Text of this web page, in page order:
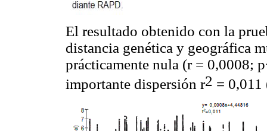
El resultado obtenido con la
distancia genética y geográfica
prácticamente nula (r = 0,0008;
importante dispersión r2 = 0,011